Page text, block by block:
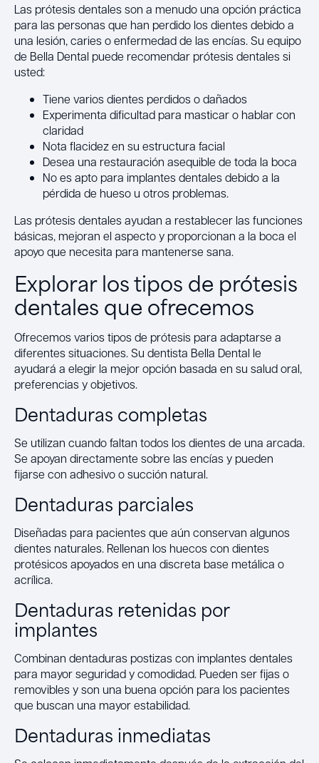
Las prótesis dentales son a menudo una opción práctica
para las personas que han perdido los dientes debido a
una lesión, caries o enfermedad de las encías. Su equipo
de Bella Dental puede recomendar prótesis dentales si
usted:
Tiene varios dientes perdidos o dañados
Experimenta dificultad para masticar o hablar con
claridad
Nota flacidez en su estructura facial
Desea una restauración asequible de toda la boca
No es apto para implantes dentales debido a la
pérdida de hueso u otros problemas.
Las prótesis dentales ayudan a restablecer las funciones
básicas, mejoran el aspecto y proporcionan a la boca el
apoyo que necesita para mantenerse sana.
Explorar los tipos de prótesis
dentales que ofrecemos
Ofrecemos varios tipos de prótesis para adaptarse a
diferentes situaciones. Su dentista Bella Dental le
ayudará a elegir la mejor opción basada en su salud oral,
preferencias y objetivos.
Dentaduras completas
Se utilizan cuando faltan todos los dientes de una arcada.
Se apoyan directamente sobre las encías y pueden
fijarse con adhesivo o succión natural.
Dentaduras parciales
Diseñadas para pacientes que aún conservan algunos
dientes naturales. Rellenan los huecos con dientes
protésicos apoyados en una discreta base metálica o
acrílica.
Dentaduras retenidas por
implantes
Combinan dentaduras postizas con implantes dentales
para mayor seguridad y comodidad. Pueden ser fijas o
removibles y son una buena opción para los pacientes
que buscan una mayor estabilidad.
Dentaduras inmediatas